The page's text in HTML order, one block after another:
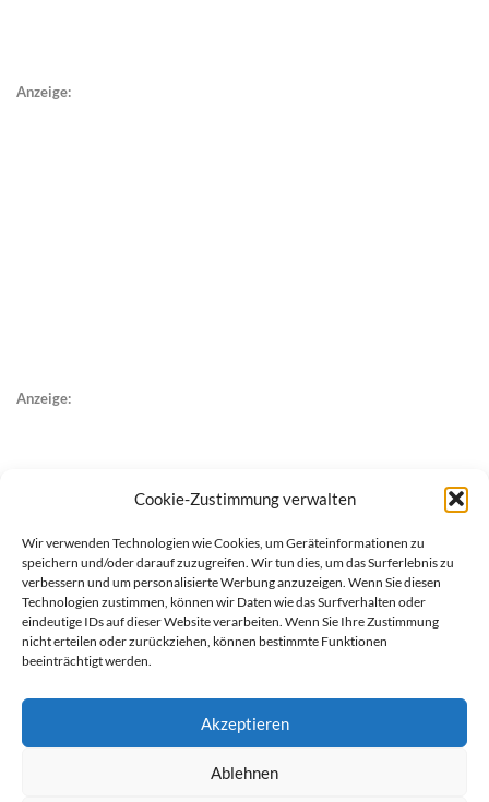
Cookie-Zustimmung verwalten
Wir verwenden Technologien wie Cookies, um Geräteinformationen zu
speichern und/oder darauf zuzugreifen. Wir tun dies, um das Surferlebnis zu
verbessern und um personalisierte Werbung anzuzeigen. Wenn Sie diesen
Technologien zustimmen, können wir Daten wie das Surfverhalten oder
eindeutige IDs auf dieser Website verarbeiten. Wenn Sie Ihre Zustimmung
nicht erteilen oder zurückziehen, können bestimmte Funktionen
beeinträchtigt werden.
Akzeptieren
Ablehnen
Anzeige:
Anzeige: